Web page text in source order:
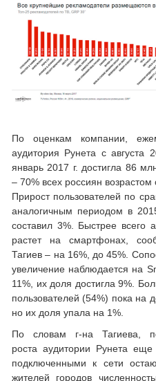
По оценкам компании,
аудитория Рунета с августа
январь 2017 г. достигла 86
– 70% всех россиян возрастом
Прирост пользователей по
аналогичным периодом в
составил 3%. Быстрее всего
растет на смартфонах,
Тагиев – на 16%, до 45%.
увеличение наблюдается на
11%, их доля достигла 9%.
пользователей (54%) пока на
но их доля упала на 1%.
По словам г-на Тагиева,
роста аудитории Рунета
подключенными к сети
жителей городов